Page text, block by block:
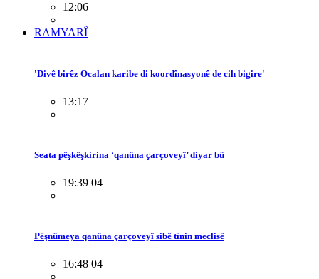
12:06
RAMYARÎ
'Divê birêz Ocalan karibe di koordînasyonê de cih bigire'
13:17
Seata pêşkêşkirina ‘qanûna çarçoveyî’ diyar bû
19:39 04
Pêşnûmeya qanûna çarçoveyî sibê tînin meclisê
16:48 04